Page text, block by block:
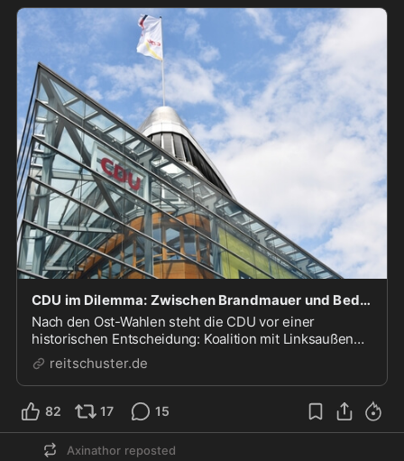
CDU im Dilemma: Zwischen Brandmauer und Bedeutungslosigkeit - reitschuster.de
Nach den Ost-Wahlen steht die CDU vor einer
historischen Entscheidung: Koalition mit Linksaußen
oder AfD? Die Partei droht, sich in taktischen
Manövern zu verlieren und die Reste ihrer politischen
Identität zu opfern.
reitschuster.de
82 17 15
Axinathor reposted